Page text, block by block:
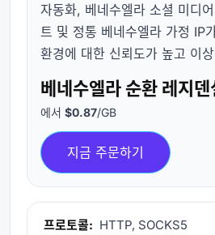
자동화, 베네수엘라 소셜 미디
트 및 정통 베네수엘라 가정 IP
환경에 대한 신뢰도가 높고 이
베네수엘라 순환 레지덴
에서 $0.87/GB
지금 주문하기
프로토콜: HTTP, SOCKS5